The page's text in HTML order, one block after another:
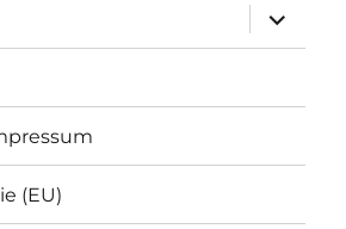
öffnen
(EU)